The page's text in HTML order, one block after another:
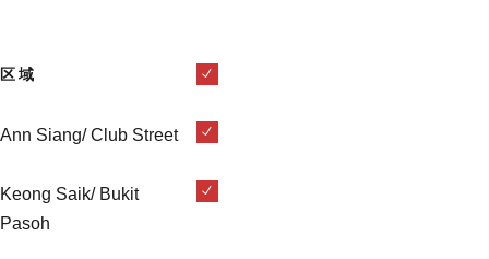
区域
Ann Siang/ Club Street
Keong Saik/ Bukit
Pasoh